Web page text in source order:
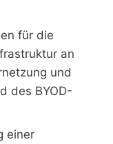
für die
an
und
des BYOD-
einer